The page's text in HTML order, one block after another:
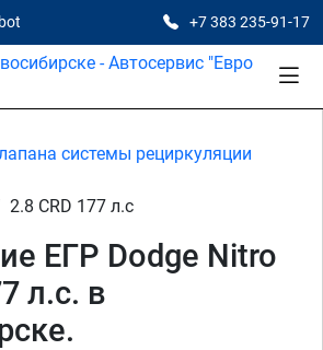
+7 383 235-91-17
системы рециркуляции
2.8 CRD 177 л.с
ЕГР Dodge Nitro
л.с. в